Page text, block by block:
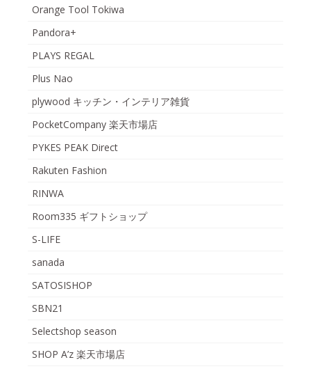
Orange Tool Tokiwa
Pandora+
PLAYS REGAL
Plus Nao
plywood キッチン・インテリア雑貨
PocketCompany 楽天市場店
PYKES PEAK Direct
Rakuten Fashion
RINWA
Room335 ギフトショップ
S-LIFE
sanada
SATOSISHOP
SBN21
Selectshop season
SHOP A’z 楽天市場店